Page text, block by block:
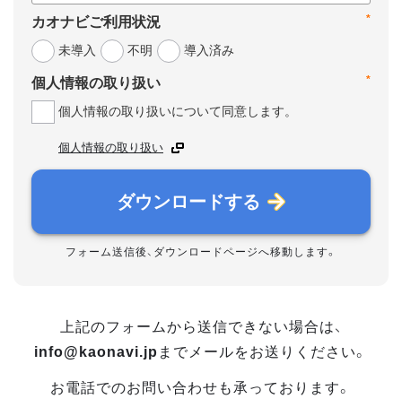
*
カオナビご利用状況
未導入
不明 導入済み
*
個人情報の取り扱い
個人情報の取り扱いについて同意します。
個人情報の取り扱い
ダウンロードする
フォーム送信後、ダウンロードページへ移動します。
上記のフォームから送信できない場合は、
info@kaonavi.jp までメールをお送りください。
お電話でのお問い合わせも承っております。